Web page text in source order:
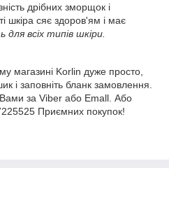
дрібних зморщок і
шкіра сяє здоров'ям і має
для всіх типів шкіри.
магазині Korlin дуже просто,
і заповніть бланк замовлення.
за Viber або Emall. Або
Приємних покупок!